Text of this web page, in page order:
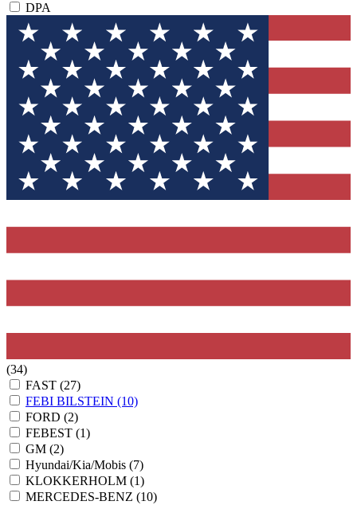
DPA
(34)
FAST (27)
FEBI BILSTEIN (10)
FORD (2)
FEBEST (1)
GM (2)
Hyundai/Kia/Mobis (7)
KLOKKERHOLM (1)
MERCEDES-BENZ (10)